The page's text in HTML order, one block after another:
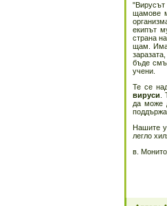
щамове
екипът
страна
щам. Има
бъде
учени.
Те се
вируси
да може
Нашите
легло
в.